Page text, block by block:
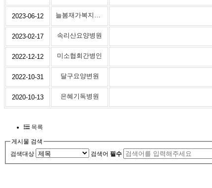
2023-06-12
2023-02-17 속리산요양병원
2022-12-12 미소협회간병인
2022-10-31 달구요양변원
2020-10-13 은혜기독병원
목록
게시물 검색
검색대상
검색어 필수